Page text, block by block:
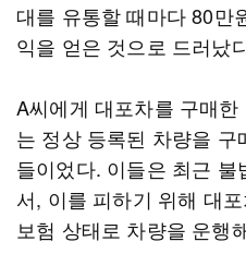
대를 유통할 때마다 80만
익을 얻은 것으로 드러났
A씨에게 대포차를 구매
는 정상 등록된 차량을
들이었다. 이들은 최근
서, 이를 피하기 위해 대
보험 상태로 차량을 운행